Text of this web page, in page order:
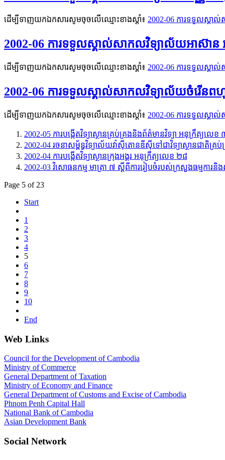
ដើម្បីទាញយកឯកសារសូមចុចលើឈ្មោះខាងស្តាំ៖ 2002-06 ការទទួលស្គាល់
2002-06 ការទទួលស្គាល់សាកលវិទ្យាល័យអាស៊ាន
ដើម្បីទាញយកឯកសារសូមចុចលើឈ្មោះខាងស្តាំ៖ 2002-06 ការទទួលស្គា
2002-06 ការទទួលស្គាល់សាកលវិទ្យាល័យចំរើនពហុ
ដើម្បីទាញយកឯកសារសូមចុចលើឈ្មោះខាងស្តាំ៖ 2002-06 ការទទួលស្គា
2002-05 ការបង្កើតវិទ្យាស្ថានគ្រប់គ្រងនិងព័ត៌មានវិទ្យា អនុក្រឹត្យលេខ
2002-04 រចនាសម្ព័ន្ធវិទ្យាល័យវ៉ាស៊ីតោនឌីស៊ីទៅជាវិទ្យាស្ថានជាតិគ្
2002-04 ការបង្កើតវិទ្យាស្ថានក្រុងអង្គរ អនុក្រឹត្យលេខ ២៨
2002-03 វិសោធនកម្ម មាត្រា ៧ ស្ដីពីការរៀបចំរបស់ក្រសួងធម្មការ
Page 5 of 23
Start
1
2
3
4
5
6
7
8
9
10
End
Web Links
Council for the Development of Cambodia
Ministry of Commerce
General Department of Taxation
Ministry of Economy and Finance
General Department of Customs and Excise of Cambodia
Phnom Penh Capital Hall
National Bank of Cambodia
Asian Development Bank
Social Network